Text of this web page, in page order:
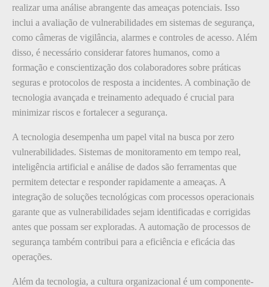
realizar uma análise abrangente das ameaças potenciais. Isso
inclui a avaliação de vulnerabilidades em sistemas de segurança,
como câmeras de vigilância, alarmes e controles de acesso. Além
disso, é necessário considerar fatores humanos, como a
formação e conscientização dos colaboradores sobre práticas
seguras e protocolos de resposta a incidentes. A combinação de
tecnologia avançada e treinamento adequado é crucial para
minimizar riscos e fortalecer a segurança.
A tecnologia desempenha um papel vital na busca por zero
vulnerabilidades. Sistemas de monitoramento em tempo real,
inteligência artificial e análise de dados são ferramentas que
permitem detectar e responder rapidamente a ameaças. A
integração de soluções tecnológicas com processos operacionais
garante que as vulnerabilidades sejam identificadas e corrigidas
antes que possam ser exploradas. A automação de processos de
segurança também contribui para a eficiência e eficácia das
operações.
Além da tecnologia, a cultura organizacional é um componente-